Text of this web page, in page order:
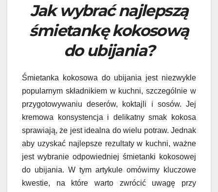
Jak wybrać najlepszą
śmietankę kokosową
do ubijania?
Śmietanka kokosowa do ubijania jest niezwykle
popularnym składnikiem w kuchni, szczególnie w
przygotowywaniu deserów, koktajli i sosów. Jej
kremowa konsystencja i delikatny smak kokosa
sprawiają, że jest idealna do wielu potraw. Jednak
aby uzyskać najlepsze rezultaty w kuchni, ważne
jest wybranie odpowiedniej śmietanki kokosowej
do ubijania. W tym artykule omówimy kluczowe
kwestie, na które warto zwrócić uwagę przy